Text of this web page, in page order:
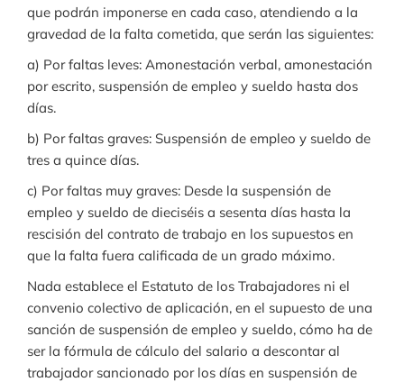
que podrán imponerse en cada caso, atendiendo a la
gravedad de la falta cometida, que serán las siguientes:
a) Por faltas leves: Amonestación verbal, amonestación
por escrito, suspensión de empleo y sueldo hasta dos
días.
b) Por faltas graves: Suspensión de empleo y sueldo de
tres a quince días.
c) Por faltas muy graves: Desde la suspensión de
empleo y sueldo de dieciséis a sesenta días hasta la
rescisión del contrato de trabajo en los supuestos en
que la falta fuera calificada de un grado máximo.
Nada establece el Estatuto de los Trabajadores ni el
convenio colectivo de aplicación, en el supuesto de una
sanción de suspensión de empleo y sueldo, cómo ha de
ser la fórmula de cálculo del salario a descontar al
trabajador sancionado por los días en suspensión de